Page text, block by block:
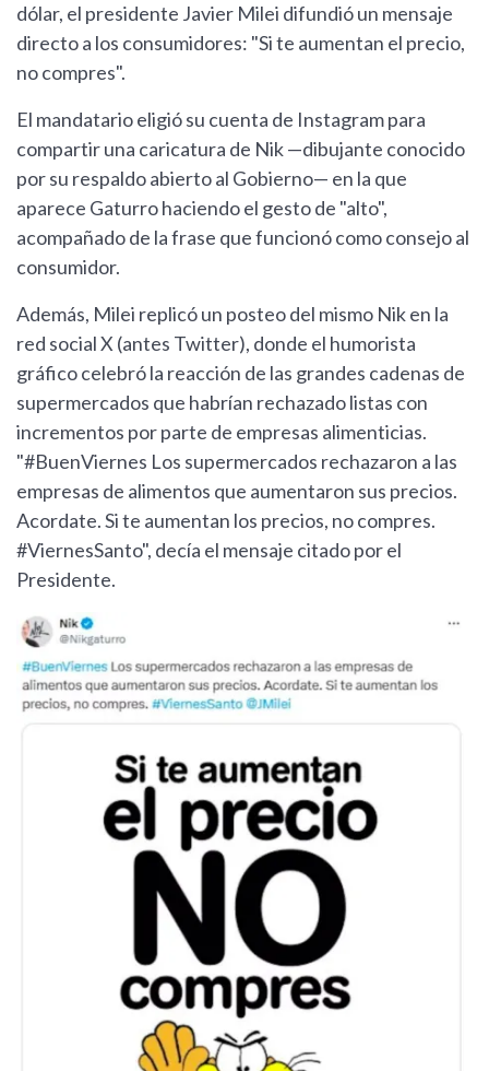
dólar, el presidente Javier Milei difundió un mensaje
directo a los consumidores: "Si te aumentan el precio,
no compres".
El mandatario eligió su cuenta de Instagram para
compartir una caricatura de Nik —dibujante conocido
por su respaldo abierto al Gobierno— en la que
aparece Gaturro haciendo el gesto de "alto",
acompañado de la frase que funcionó como consejo al
consumidor.
Además, Milei replicó un posteo del mismo Nik en la
red social X (antes Twitter), donde el humorista
gráfico celebró la reacción de las grandes cadenas de
supermercados que habrían rechazado listas con
incrementos por parte de empresas alimenticias.
"#BuenViernes Los supermercados rechazaron a las
empresas de alimentos que aumentaron sus precios.
Acordate. Si te aumentan los precios, no compres.
#ViernesSanto", decía el mensaje citado por el
Presidente.